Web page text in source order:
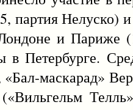
партия Нелуско)
и Париже
в Петербурге.
маскарад»